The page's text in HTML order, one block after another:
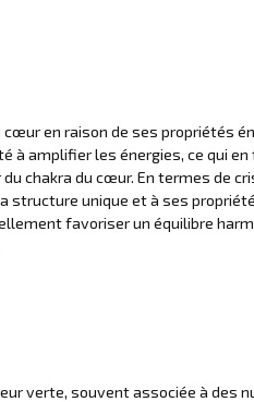
en raison de ses propriétés
à amplifier les énergies, ce qui
chakra du cœur. En termes de
structure unique et à ses
favoriser un équilibre
verte, souvent associée à des